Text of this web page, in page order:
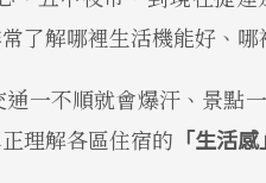
了解哪裡生活機能好、
一不順就會爆汗、景點
理解各區住宿的 「生活感」